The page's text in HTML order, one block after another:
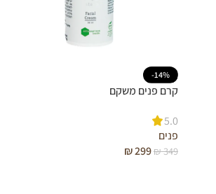
-14%
קרם פנים משקם
5.0
פנים
₪349
₪299